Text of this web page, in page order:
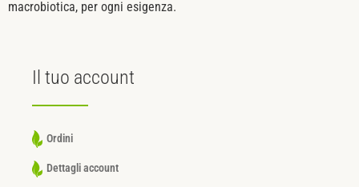
macrobiotica, per ogni esigenza.
Il tuo account
Ordini
Dettagli account